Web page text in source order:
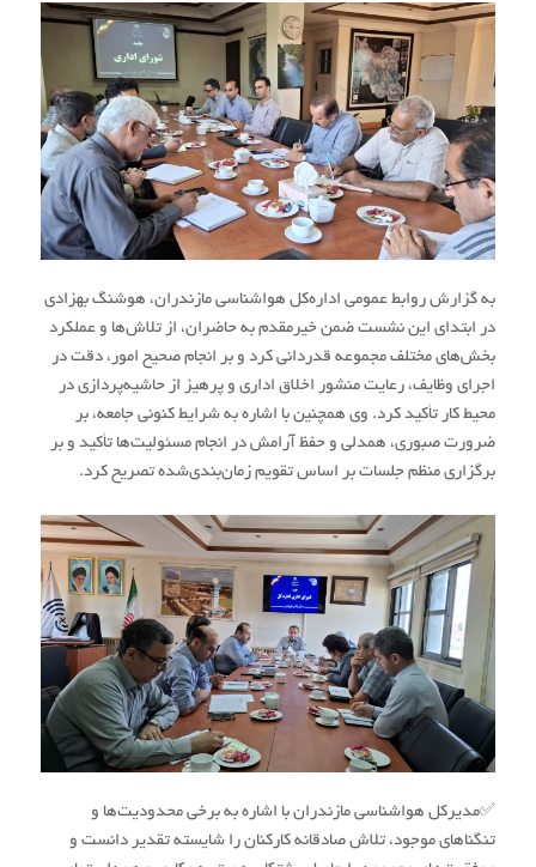
به گزارش روابط عمومی اداره‌کل هواشناسی مازندران، هوشنگ بهزادی
در ابتدای این نشست ضمن خیرمقدم به حاضران، از تلاش‌ها و عملکرد
بخش‌های مختلف مجموعه قدردانی کرد و بر انجام صحیح امور، دقت در
اجرای وظایف، رعایت منشور اخلاق اداری و پرهیز از حاشیه‌پردازی در
محیط کار تأکید کرد. وی همچنین با اشاره به شرایط کنونی جامعه، بر
ضرورت صبوری، همدلی و حفظ آرامش در انجام مسئولیت‌ها تأکید و بر
برگزاری منظم جلسات بر اساس تقویم زمان‌بندی‌شده تصریح کرد.
✅مدیرکل هواشناسی مازندران با اشاره به برخی محدودیت‌ها و
تنگناهای موجود، تلاش صادقانه کارکنان را شایسته تقدیر دانست و